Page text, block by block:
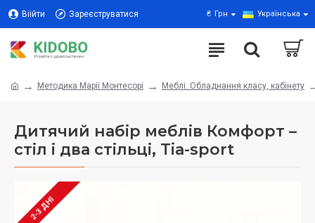
Віійти Зареєструватися ₴ Грн Українська
Методика Марії Монтесорі Меблі. Обладнання класу, кабінету
Дитячий набір меблів Комфорт –
стіл і два стільці, Tia-sport
2-3 ДНІ